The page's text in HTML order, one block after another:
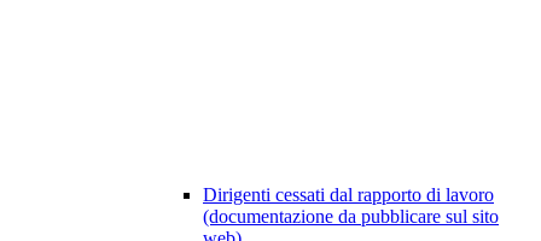
Dirigenti cessati dal rapporto di lavoro
(documentazione da pubblicare sul sito